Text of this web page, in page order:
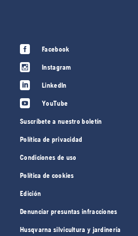
Facebook
Instagram
LinkedIn
YouTube
Suscríbete a nuestro boletín
Política de privacidad
Condiciones de uso
Política de cookies
Edición
Denunciar presuntas infracciones
Husqvarna silvicultura y jardinería